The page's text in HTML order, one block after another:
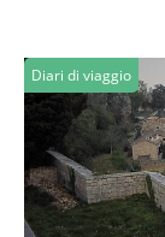
Diari di viaggio